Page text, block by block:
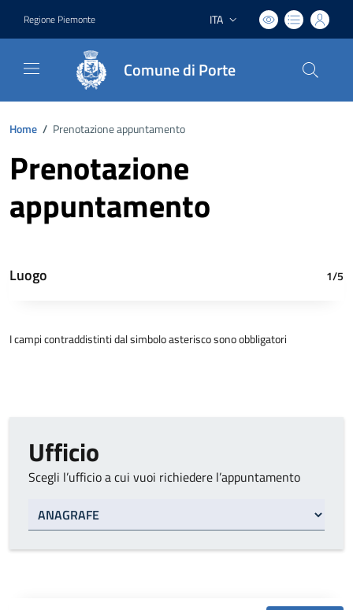
Regione Piemonte Lingua attiva:
ITA
Comune di Porte
Home / Prenotazione appuntamento
Prenotazione
appuntamento
Luogo 1/5
I campi contraddistinti dal simbolo asterisco sono obbligatori
Ufficio
Scegli l’ufficio a cui vuoi richiedere l’appuntamento